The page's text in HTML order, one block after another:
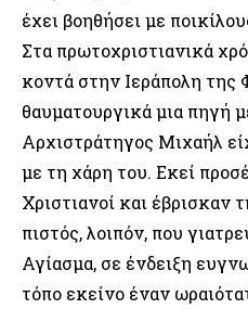
έχει βοηθήσει με
Στα πρωτοχριστιανικά
κοντά στην Ιεράπολη της
θαυματουργικά μια πηγή
Αρχιστράτηγος Μιχαήλ
με τη χάρη του. Εκεί
Χριστιανοί και έβρισκαν
πιστός, λοιπόν, που
Αγίασμα, σε ένδειξη
τόπο εκείνο έναν